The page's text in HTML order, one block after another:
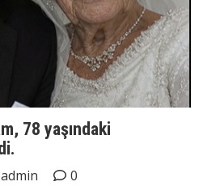
78 yaşındaki
admin
0